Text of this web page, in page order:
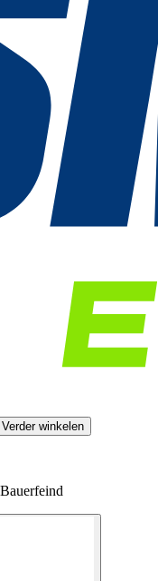
Verder winkelen